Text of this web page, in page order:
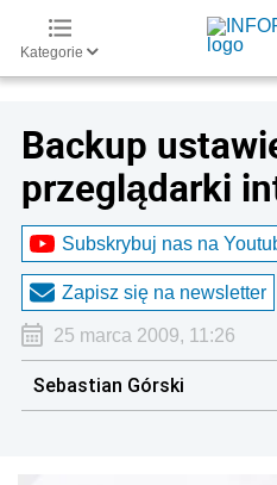
Kategorie
Backup
przeglądarki
Subskrybuj nas na
Zapisz się na newsletter
25 marca 2009, 11:26
Sebastian Górski